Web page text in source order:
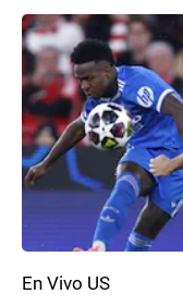
En Vivo US